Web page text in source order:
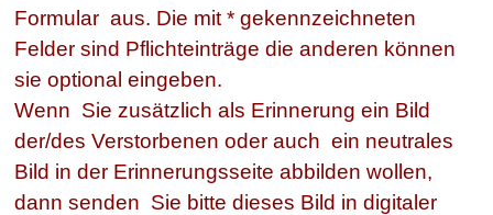
Formular aus. Die mit * gekennzeichneten
Felder sind Pflichteinträge die anderen können
sie optional eingeben.
Wenn Sie zusätzlich als Erinnerung ein Bild
der/des Verstorbenen oder auch ein neutrales
Bild in der Erinnerungsseite abbilden wollen,
dann senden Sie bitte dieses Bild in digitaler